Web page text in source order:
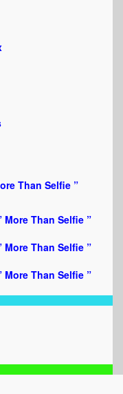
Than Selfie ”
More Than Selfie ”
More Than Selfie ”
More Than Selfie ”